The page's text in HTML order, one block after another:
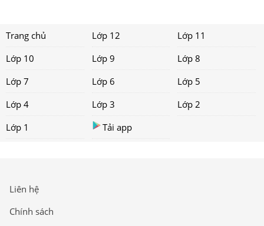
Trang chủ Lớp 12
Lớp 11
Lớp 10
Lớp 9
Lớp 8
Lớp 7
Lớp 6
Lớp 5
Lớp 4
Lớp 3
Lớp 2
Lớp 1
Tải app
Liên hệ
Chính sách